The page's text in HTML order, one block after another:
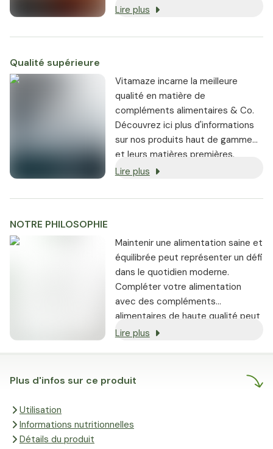
bisglycinate de magnésium
80 % de l'apport quotidien
votre apport en magnésium.
Lire plus
Qualité supérieure
Vitamaze incarne la meilleure
qualité en matière de
compléments alimentaires & Co.
Découvrez ici plus d'informations
sur nos produits haut de gamme
et leurs matières premières.
Lire plus
Plus d'infos sur ce produit
Utilisation
Informations nutritionnelles
Détails du produit
NOTRE PHILOSOPHIE
Maintenir une alimentation saine et
équilibrée peut représenter un défi
dans le quotidien moderne.
Compléter votre alimentation
avec des compléments
alimentaires de haute qualité peut
vous aider à
et à réaliser vos objectifs
Lire plus